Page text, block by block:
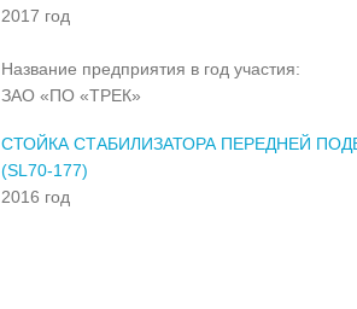
2017 год
Название предприятия в год участия:
ЗАО «ПО «ТРЕК»
СТОЙКА СТАБИЛИЗАТОРА ПЕРЕДНЕЙ
(SL70-177)
2016 год